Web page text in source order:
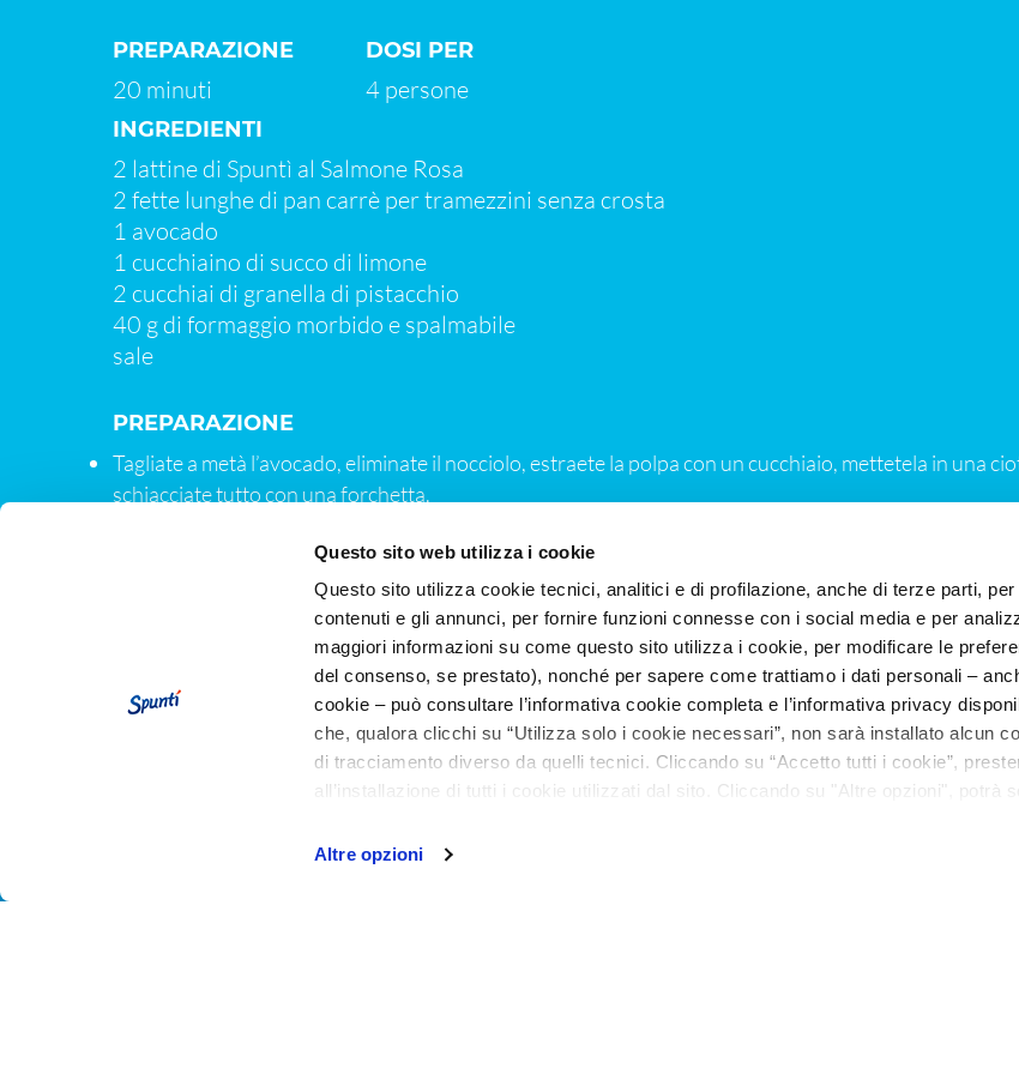
Questo sito web utilizza i cookie
Questo sito utilizza cookie tecnici, analitici e di profilazione, anche di terze parti,
contenuti e gli annunci, per fornire funzioni connesse con i social media e per
maggiori informazioni su come questo sito utilizza i cookie, per modificare le
del consenso, se prestato), nonché per sapere come trattiamo i dati personali –
cookie – può consultare l’informativa cookie completa e l’informativa privacy
che, qualora clicchi su “Utilizza solo i cookie necessari”, non sarà installato alcun
di tracciamento diverso da quelli tecnici. Cliccando su “Accetto tutti i cookie”,
all’installazione di tutti i cookie utilizzati dal sito. Cliccando su "Altre opzioni", potrà
Altre opzioni
PREPARAZIONE
20 minuti
DOSI PER
4 persone
INGREDIENTI
2 lattine di Spuntì al Salmone Rosa
2 fette lunghe di pan carrè per tramezzini senza crosta
1 avocado
1 cucchiaino di succo di limone
2 cucchiai di granella di pistacchio
40 g di formaggio morbido e spalmabile
sale
PREPARAZIONE
Tagliate a metà l’avocado, eliminate il nocciolo, estraete la polpa con un cucchiaio, mettetela in una
schiacciate tutto con una forchetta.
Adagiate sopra una seconda fetta e spalmatela con Spuntì.
Completate con la terza fetta, spalmatela con il formaggio e completate con la granella di pistacchio.
Tagliate a fette il rettangolo farcito e disponetele in un piatto.
ALTRE MERENDE DA PREPARARE CON